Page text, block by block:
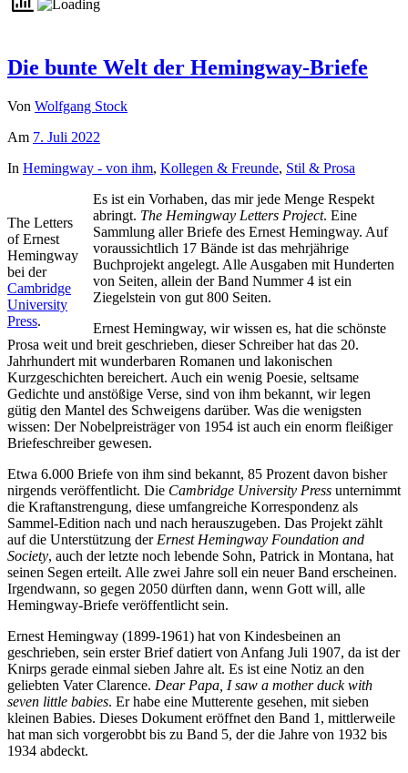
Die bunte Welt der Hemingway-Briefe
Von Wolfgang Stock
Am 7. Juli 2022
In Hemingway - von ihm, Kollegen & Freunde, Stil & Prosa
The Letters
of Ernest
Hemingway
bei der
Cambridge
University
Press.
Es ist ein Vorhaben, das mir jede Menge Respekt
abringt. The Hemingway Letters Project. Eine
Sammlung aller Briefe des Ernest Hemingway. Auf
voraussichtlich 17 Bände ist das mehrjährige
Buchprojekt angelegt. Alle Ausgaben mit Hunderten
von Seiten, allein der Band Nummer 4 ist ein
Ziegelstein von gut 800 Seiten.
Ernest Hemingway, wir wissen es, hat die schönste
Prosa weit und breit geschrieben, dieser Schreiber hat das 20.
Jahrhundert mit wunderbaren Romanen und lakonischen
Kurzgeschichten bereichert. Auch ein wenig Poesie, seltsame
Gedichte und anstößige Verse, sind von ihm bekannt, wir legen
gütig den Mantel des Schweigens darüber. Was die wenigsten
wissen: Der Nobelpreisträger von 1954 ist auch ein enorm fleißiger
Briefeschreiber gewesen.
Etwa 6.000 Briefe von ihm sind bekannt, 85 Prozent davon bisher
nirgends veröffentlicht. Die Cambridge University Press unternimmt
die Kraftanstrengung, diese umfangreiche Korrespondenz als
Sammel-Edition nach und nach herauszugeben. Das Projekt zählt
auf die Unterstützung der Ernest Hemingway Foundation and
Society, auch der letzte noch lebende Sohn, Patrick in Montana, hat
seinen Segen erteilt. Alle zwei Jahre soll ein neuer Band erscheinen.
Irgendwann, so gegen 2050 dürften dann, wenn Gott will, alle
Hemingway-Briefe veröffentlicht sein.
Ernest Hemingway (1899-1961) hat von Kindesbeinen an
geschrieben, sein erster Brief datiert von Anfang Juli 1907, da ist der
Knirps gerade einmal sieben Jahre alt. Es ist eine Notiz an den
geliebten Vater Clarence. Dear Papa, I saw a mother duck with
seven little babies. Er habe eine Mutterente gesehen, mit sieben
kleinen Babies. Dieses Dokument eröffnet den Band 1, mittlerweile
hat man sich vorgerobbt bis zu Band 5, der die Jahre von 1932 bis
1934 abdeckt.